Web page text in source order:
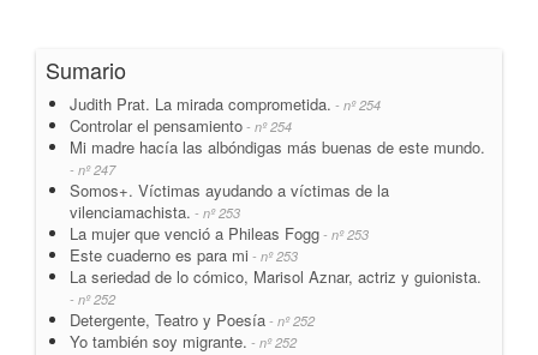
Sumario
Judith Prat. La mirada comprometida. - nº 254
Controlar el pensamiento - nº 254
Mi madre hacía las albóndigas más buenas de este mundo.
- nº 247
Somos+. Víctimas ayudando a víctimas de la
vilenciamachista. - nº 253
La mujer que venció a Phileas Fogg - nº 253
Este cuaderno es para mi - nº 253
La seriedad de lo cómico, Marisol Aznar, actriz y guionista.
- nº 252
Detergente, Teatro y Poesía - nº 252
Yo también soy migrante. - nº 252